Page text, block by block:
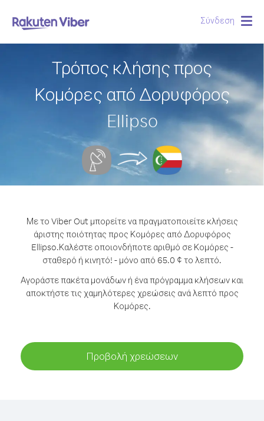
Σύνδεση
Τρόπος κλήσης προς
Κομόρες από Δορυφόρος
Ellipso
Με το Viber Out μπορείτε να πραγματοποιείτε κλήσεις
άριστης ποιότητας προς Κομόρες από Δορυφόρος
Ellipso.Καλέστε οποιονδήποτε αριθμό σε Κομόρες -
σταθερό ή κινητό! - μόνο από 65.0 ¢ το λεπτό.
Αγοράστε πακέτα μονάδων ή ένα πρόγραμμα κλήσεων και
αποκτήστε τις χαμηλότερες χρεώσεις ανά λεπτό προς
Κομόρες.
Προβολή χρεώσεων